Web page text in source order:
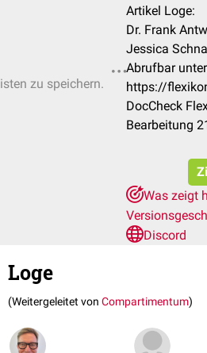
zu speichern.
Artikel Loge:
Dr. Frank
Jessica
Abrufbar
https://
DocCheck
Bearbeitung
Was zeigt
Discord
Loge
(Weitergeleitet von Compartimentum)